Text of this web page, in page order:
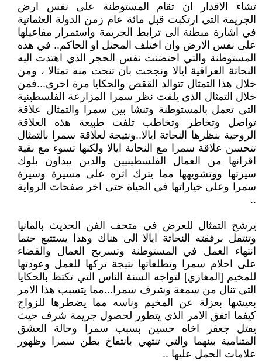
تشاء الاقدار ان تقام المستوطنة على نفس ارض
الجريمة التي ارتكبت قبل مائة عام زمن الدولة العثماتية
في اشارة مبطنة الى ترابط الجريمة واستمرار مفاعيلها
على نفس الارض وان اختلف المحتل او الحاكم.. في هذه
المستوطنة والتي احتضنت نفس الحجر الذي اهتدت اليه
النحاتة العراقية ايالا ونجحت بان تنحت منه تمثالا ، ومن
خلال هذا التمثال تتوالد الققص والحكايا مرة اخرى...فمن
خلال التمثال الذي يلفت نظر سمرا المزارعة الفلسطينية
التي تعمل بالمستوطنة وتنشا بين سمرا والتمثال علاقة
تواصل وتخاطر وتخاطب تلفت طبيعة هذه العلاقة
الروحية بنظرها النحاتة ايالا..ونتيجة لعلاقة سمرا بالتمثال
تتحسن علاقة سمرا مع النحاتة ايالا ولكنها تسوء مع بقية
اقرانها من العمال الفلسطينيين والذين يبداون بلوك
سيرتها ووتشويهها مما يترك اثره على مسيرة وسيرة
سمرا وعلى خياراتها في الحياة حتى اخر صفحات الرواية
..
يرشح التمثال للعرض في متحف الفن الحديث بالمانيا
وتنتقل برفقته النحاتة ايالا الى هناك وهذا يستتبع حتما
انتهاء العمل في المستوطنة وتسريح العمال والقضاء
على احلام سمرا وتطلعاتها نتيجة تركها للعمل وعودتها
للمخيم [المغازي] لتواجه السنة الناس التي تكتظ بالحكايا
التي تنال من سمعة وشرف سمرا...مما يتسبب هذا الامر
بعيشها بعزلة عن المخيم وناسه مما يضطرها للزواج
كيفما اتفق الامر الذي يتطور لحصول جريمة شرف حيث
يقتل جعفر اخاه حسين بسبب سمرا وحالة العشق
المتنامية بينهما والتي تنتهي بانتفاخ بطن سمرا وظهور
علامات الحمل عليها ..